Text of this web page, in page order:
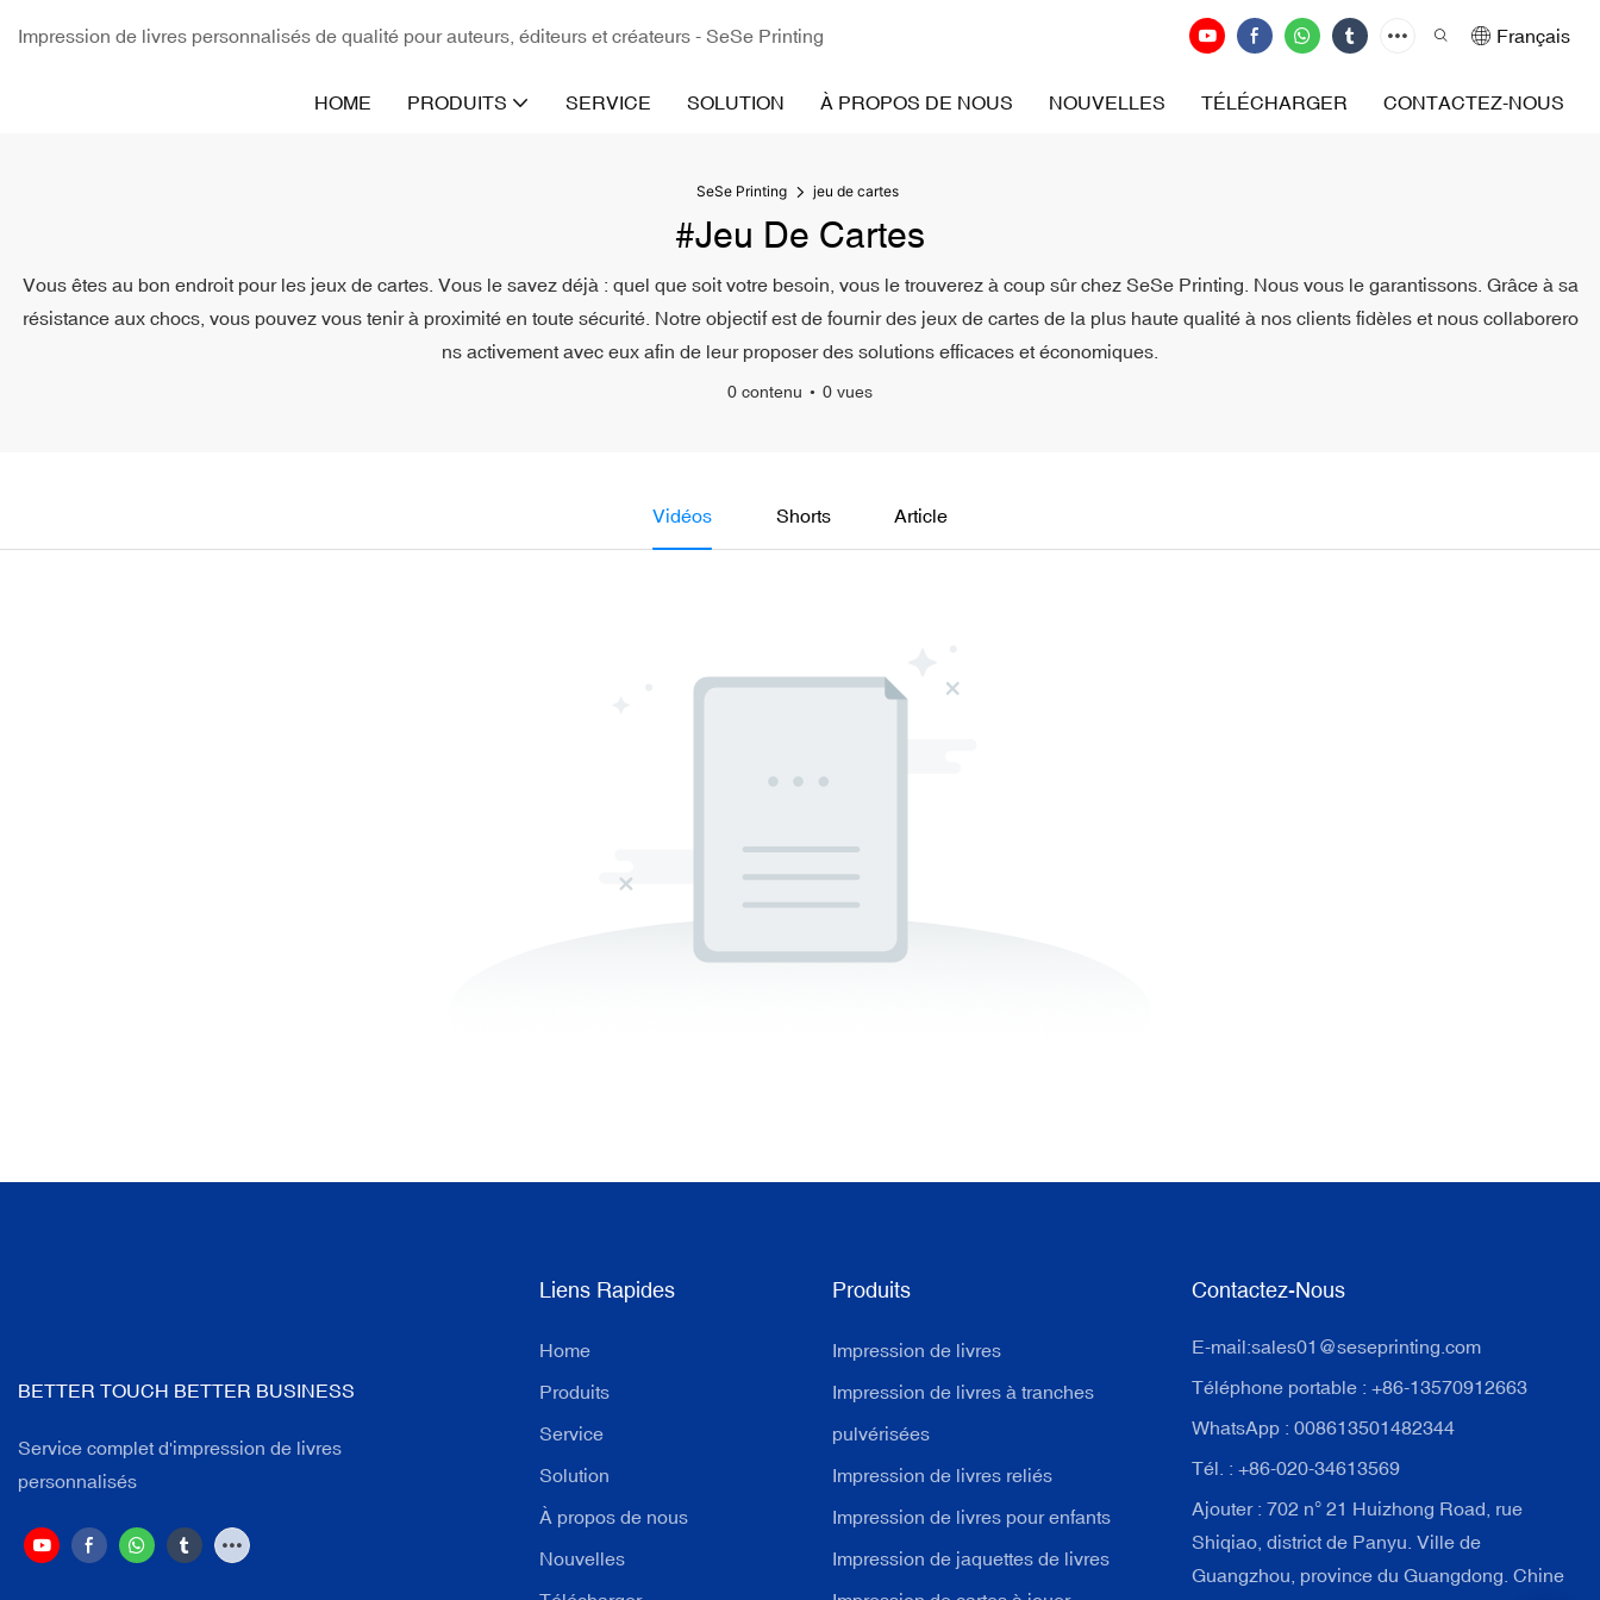
Impression de livres personnalisés de qualité pour auteurs, éditeurs et créateurs - SeSe Printing Français
HOME PRODUITS SERVICE SOLUTION À PROPOS DE NOUS NOUVELLES TÉLÉCHARGER CONTACTEZ-NOUS
SeSe Printing jeu de cartes
#jeu De Cartes
Vous êtes au bon endroit pour les jeux de cartes. Vous le savez déjà : quel que soit votre besoin, vous le trouverez à coup sûr chez SeSe Printing. Nous vous le garantissons. Grâce à sa
résistance aux chocs, vous pouvez vous tenir à proximité en toute sécurité. Notre objectif est de fournir des jeux de cartes de la plus haute qualité à nos clients fidèles et nous collaborero
ns activement avec eux afin de leur proposer des solutions efficaces et économiques.
0 contenu 0 vues
Vidéos Shorts Article
BETTER TOUCH BETTER BUSINESS
Service complet d'impression de livres
personnalisés
Liens Rapides
Home
Produits
Service
Solution
À propos de nous
Nouvelles
Produits
Impression de livres
Impression de livres à tranches
pulvérisées
Impression de livres reliés
Impression de livres pour enfants
Impression de jaquettes de livres
Contactez-Nous
E-mail:sales01@seseprinting.com
Téléphone portable : +86-13570912663
WhatsApp : 008613501482344
Tél. : +86-020-34613569
Ajouter : 702 n° 21 Huizhong Road, rue
Shiqiao, district de Panyu. Ville de
Guangzhou, province du Guangdong. Chine